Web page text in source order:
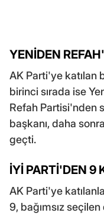
YENİDEN
AK Parti'ye katılan
birinci sırada ise
Refah Partisi'nden
başkanı, daha
geçti.
İYİ PARTİ'DEN 9
AK Parti'ye
9, bağımsız